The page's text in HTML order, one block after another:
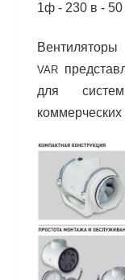
1ф - 230 в - 50
VAR
для